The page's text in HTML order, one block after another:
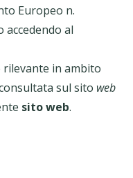
Europeo n.
accedendo al
rilevante in ambito
sul sito web
sito web.